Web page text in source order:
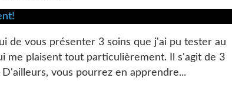
de vous présenter 3 soins que j'ai pu tester au
me plaisent tout particulièrement. Il s'agit de 3
vous pourrez en apprendre...